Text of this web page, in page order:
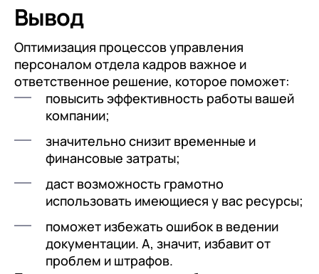
на обработку персональных
данных
Вывод
Оптимизация процессов управления
персоналом отдела кадров важное и
ответственное решение, которое поможет:
повысить эффективность работы вашей
компании;
значительно снизит временные и
финансовые затраты;
даст возможность грамотно
использовать имеющиеся у вас ресурсы;
поможет избежать ошибок в ведении
документации. А, значит, избавит от
проблем и штрафов.